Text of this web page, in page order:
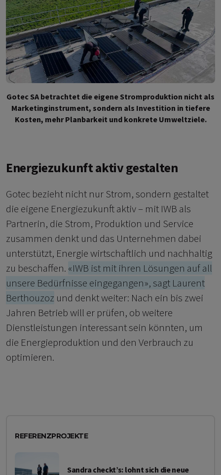
Gotec SA betrachtet die eigene Stromproduktion nicht als
Marketinginstrument, sondern als Investition in tiefere
Kosten, mehr Planbarkeit und konkrete Umweltziele.
Energiezukunft aktiv gestalten
Gotec bezieht nicht nur Strom, sondern gestaltet
die eigene Energiezukunft aktiv – mit IWB als
Partnerin, die Strom, Produktion und Service
zusammen denkt und das Unternehmen dabei
unterstützt, Energie wirtschaftlich und nachhaltig
zu beschaffen. «IWB ist mit ihren Lösungen auf all
unsere Bedürfnisse eingegangen», sagt Laurent
Berthouzoz und denkt weiter: Nach ein bis zwei
Jahren Betrieb will er prüfen, ob weitere
Dienstleistungen interessant sein könnten, um
die Energieproduktion und den Verbrauch zu
optimieren.
REFERENZPROJEKTE
Sandra checkt’s: lohnt sich die neue